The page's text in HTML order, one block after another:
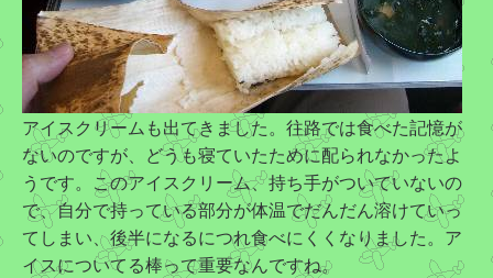
アイスクリームも出てきました。往路では食べた記憶が
ないのですが、どうも寝ていたために配られなかったよ
うです。このアイスクリーム、持ち手がついていないの
で、自分で持っている部分が体温でだんだん溶けていっ
てしまい、後半になるにつれ食べにくくなりました。ア
イスについてる棒って重要なんですね。